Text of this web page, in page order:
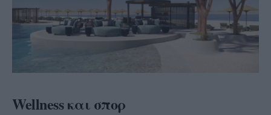
Wellness και σπορ